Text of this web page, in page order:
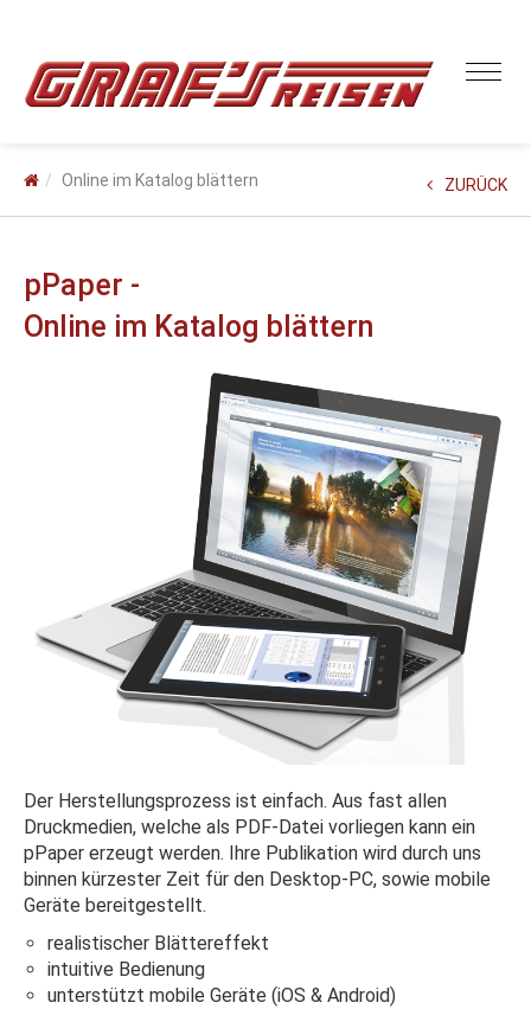
Online im Katalog blättern ZURÜCK
pPaper -
Online im Katalog blättern
Der Herstellungsprozess ist einfach. Aus fast allen
Druckmedien, welche als PDF-Datei vorliegen kann ein
pPaper erzeugt werden. Ihre Publikation wird durch uns
binnen kürzester Zeit für den Desktop-PC, sowie mobile
Geräte bereitgestellt.
realistischer Blättereffekt
intuitive Bedienung
unterstützt mobile Geräte (iOS & Android)